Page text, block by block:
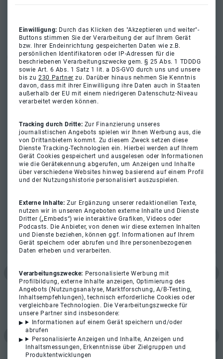
Einwilligung: Durch das Klicken des "Akzeptieren und weiter"-
Buttons stimmen Sie der Verarbeitung der auf Ihrem Gerät
bzw. Ihrer Endeinrichtung gespeicherten Daten wie z.B.
persönlichen Identifikatoren oder IP-Adressen für die
beschriebenen Verarbeitungszwecke gem. § 25 Abs. 1 TDDDG
sowie Art. 6 Abs. 1 Satz 1 lit. a DS-GVO durch uns und unsere
bis zu230 Partner zu. Darüber hinaus nehmen Sie Kenntnis
davon, dass mit ihrer Einwilligung ihre Daten auch in Staaten
außerhalb der EU mit einem niedrigeren Datenschutz-Niveau
verarbeitet werden können.
Tracking durch Dritte: Zur Finanzierung unseres
journalistischen Angebots spielen wir Ihnen Werbung aus, die
von Drittanbietern kommt. Zu diesem Zweck setzen diese
Dienste Tracking-Technologien ein. Hierbei werden auf Ihrem
Gerät Cookies gespeichert und ausgelesen oder Informationen
wie die Gerätekennung abgerufen, um Anzeigen und Inhalte
über verschiedene Websites hinweg basierend auf einem Profil
und der Nutzungshistorie personalisiert auszuspielen.
Externe Inhalte:Zur Ergänzung unserer redaktionellen Texte,
nutzen wir in unseren Angeboten externe Inhalte und Dienste
Dritter („Embeds“) wie interaktive Grafiken, Videos oder
Podcasts. Die Anbieter, von denen wir diese externen Inhalten
und Dienste beziehen, können ggf. Informationen auf Ihrem
Gerät speichern oder abrufen und Ihre personenbezogenen
Daten erheben und verarbeiten.
Verarbeitungszwecke: Personalisierte Werbung mit
Profilbildung, externe Inhalte anzeigen, Optimierung des
Angebots (Nutzungsanalyse, Marktforschung, A/B-Testing,
Inhaltsempfehlungen), technisch erforderliche Cookies oder
vergleichbare Technologien. Die Verarbeitungszwecke für
unsere Partner sind insbesondere:
Informationen auf einem Gerät speichern und/oder
abrufen
Personalisierte Anzeigen und Inhalte, Anzeigen und
Inhaltsmessungen, Erkenntnisse über Zielgruppen und
Produktentwicklungen